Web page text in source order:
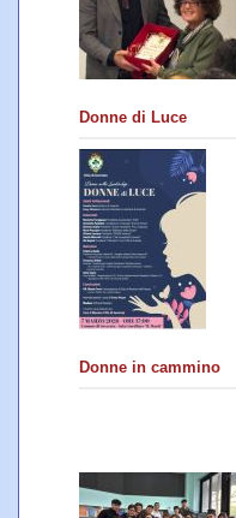
Donne di Luce
Donne in cammino